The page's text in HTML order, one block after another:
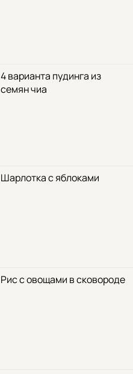
4 варианта пудинга из
семян чиа
Шарлотка с яблоками
Рис с овощами в сковороде